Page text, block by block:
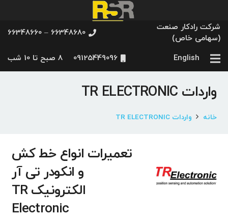
شرکت رادکار صنعت
(سهامی خاص)
66348680 – 66348660
English
09125449096 8 صبح تا 10 شب
واردات TR ELECTRONIC
خانه واردات TR ELECTRONIC
تعمیرات انواع خط کش
و انکودر تی آر
الکترونیک TR
Electronic